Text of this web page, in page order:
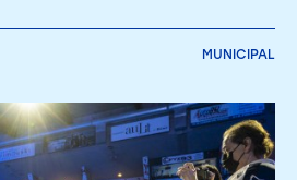
MUNICIPAL